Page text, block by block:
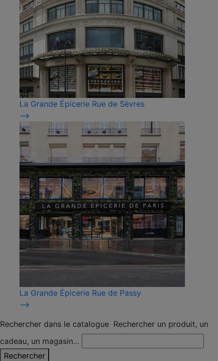
La Grande Épicerie Rue de Sèvres
⟶
La Grande Épicerie Rue de Passy
⟶
Rechercher dans le catalogue Rechercher un produit, un
cadeau, un magasin…
Rechercher